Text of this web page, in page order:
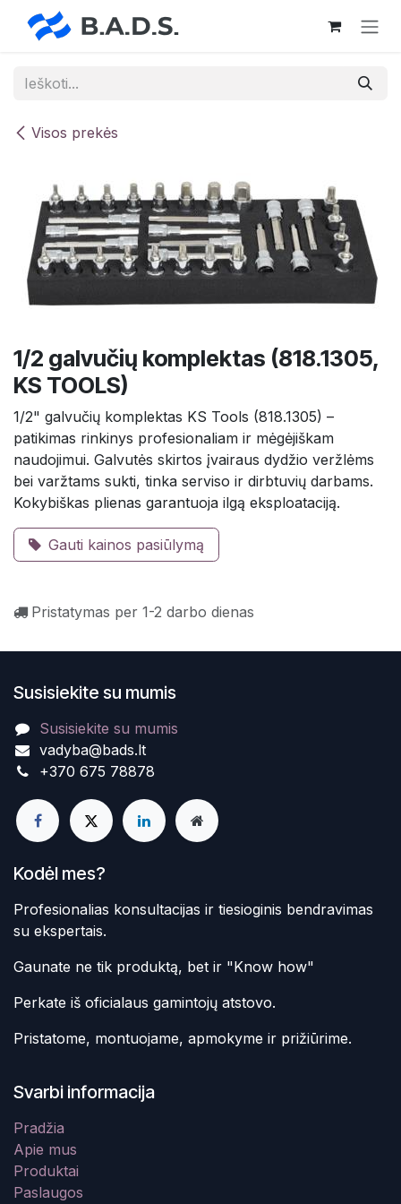
Skip to Content
Visos prekės
1/2 galvučių komplektas (818.1305,
KS TOOLS)
1/2" galvučių komplektas KS Tools (818.1305) –
patikimas rinkinys profesionaliam ir mėgėjiškam
naudojimui. Galvutės skirtos įvairaus dydžio veržlėms
bei varžtams sukti, tinka serviso ir dirbtuvių darbams.
Kokybiškas plienas garantuoja ilgą eksploataciją.
Gauti kainos pasiūlymą
Pristatymas per 1-2 darbo dienas
Susisiekite su mumis
Susisiekite su mumis
vadyba@bads.lt
+370 675 78878
Kodėl mes?
Profesionalias konsultacijas ir tiesioginis bendravimas
su ekspertais.
Gaunate ne tik produktą, bet ir "Know how"
Perkate iš oficialaus gamintojų atstovo.
Pristatome, montuojame, apmokyme ir prižiūrime.
Svarbi informacija
Pradžia
Apie mus
Produktai
Paslaugos